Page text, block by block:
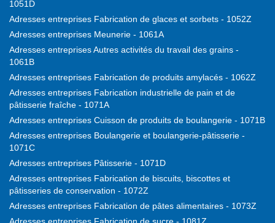
1051D
Adresses entreprises Fabrication de glaces et sorbets - 1052Z
Adresses entreprises Meunerie - 1061A
Adresses entreprises Autres activités du travail des grains -
1061B
Adresses entreprises Fabrication de produits amylacés - 1062Z
Adresses entreprises Fabrication industrielle de pain et de
pâtisserie fraîche - 1071A
Adresses entreprises Cuisson de produits de boulangerie - 1071B
Adresses entreprises Boulangerie et boulangerie-pâtisserie -
1071C
Adresses entreprises Pâtisserie - 1071D
Adresses entreprises Fabrication de biscuits, biscottes et
pâtisseries de conservation - 1072Z
Adresses entreprises Fabrication de pâtes alimentaires - 1073Z